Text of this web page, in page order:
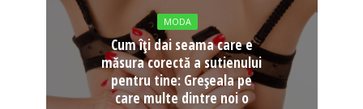
MODA
Cum îți dai seama care e
măsura corectă a sutienului
pentru tine: Greșeala pe
care multe dintre noi o